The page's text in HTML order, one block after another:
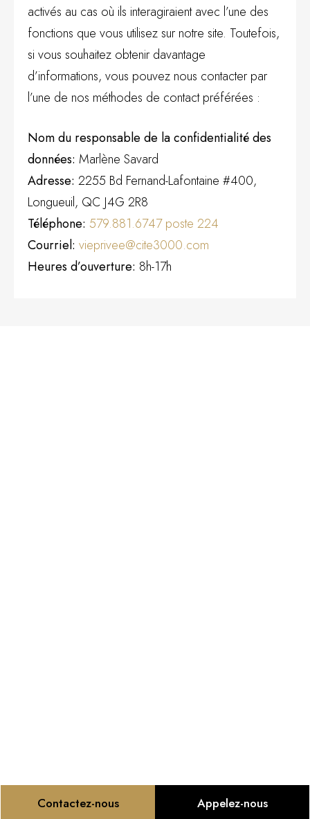
activés au cas où ils interagiraient avec l’une des
fonctions que vous utilisez sur notre site. Toutefois,
si vous souhaitez obtenir davantage
d’informations, vous pouvez nous contacter par
l’une de nos méthodes de contact préférées :
Nom du responsable de la confidentialité des
données: Marlène Savard
Adresse: 2255 Bd Fernand-Lafontaine #400,
Longueuil, QC J4G 2R8
Téléphone: 579.881.6747 poste 224
Courriel: vieprivee@cite3000.com
Heures d’ouverture: 8h-17h
Contactez-nous Appelez-nous